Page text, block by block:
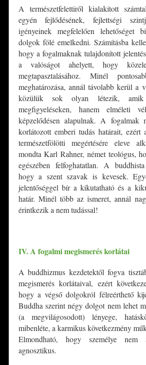
A természetfelettiről kialakított
egyén fejlődésének, fejlettségi
igényeinek megfelelően lehetőséget
dolgok fölé emelkedni. Számításba
hogy a fogalmaknak tulajdonított
a valóságot ahelyett, hogy
megtapasztalásához. Minél
meghatározása, annál távolabb kerül a
közülük sok olyan létezik, amik
megfigyeléseken, hanem elméleti
képzelődésen alapulnak. A
korlátozott emberi tudás határait, ezért
természetfölötti megértésére eleve
mondta Karl Rahner, német teológus,
egészében felfoghatatlan. A
hogy a szent szavak is kevesek.
jelentőséggel bír a kikutatható és a
határ. Minél több az ismeret, annál
érintkezik a nem tudással!
IV. A fogalmi megismerés korlátai
A buddhizmus kezdetektől fogva
megismerés korlátaival, ezért
hogy a végső dolgokról félreérthető
Buddha szerint négy dolgot nem lehet
(a megvilágosodott) lényege,
mibenléte, a karmikus következmény
Elmondható, hogy személye nem
agnosztikus.